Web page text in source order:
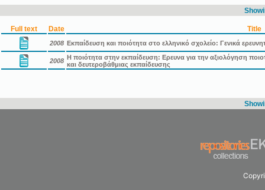
Full text Date Title
2008 Εκπαίδευση και ποιότητα στο ελληνικό σχολείο: Γενικά
2008 Η ποιότητα στην εκπαίδευση: Ερευνα για την αξιολόγηση
και δευτεροβάθμιας εκπαίδευσης